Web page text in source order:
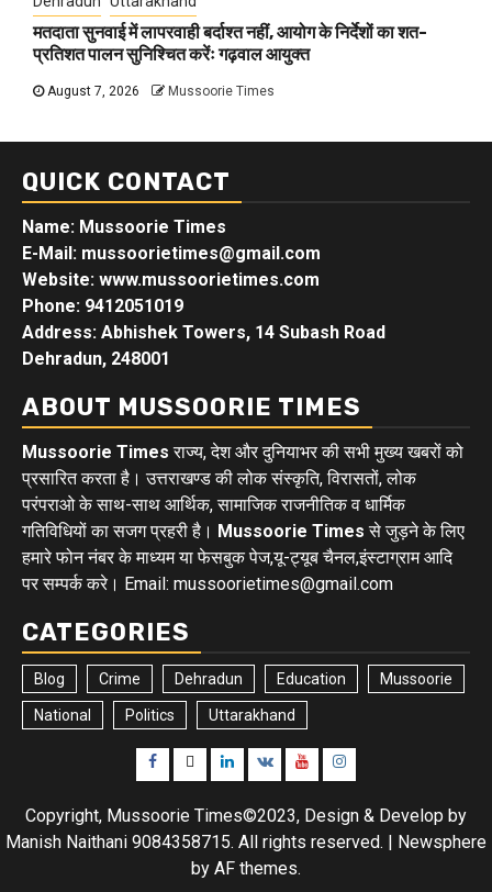
मतदाता सुनवाई में लापरवाही बर्दाश्त नहीं, आयोग के निर्देशों का शत-
प्रतिशत पालन सुनिश्चित करेंः गढ़वाल आयुक्त
August 7, 2026 Mussoorie Times
QUICK CONTACT
Name: Mussoorie Times
E-Mail: mussoorietimes@gmail.com
Website: www.mussoorietimes.com
Phone: 9412051019
Address: Abhishek Towers, 14 Subash Road
Dehradun, 248001
ABOUT MUSSOORIE TIMES
Mussoorie Times राज्य, देश और दुनियाभर की सभी मुख्य खबरों को
प्रसारित करता है। उत्तराखण्ड की लोक संस्कृति, विरासतों, लोक
परंपराओ के साथ-साथ आर्थिक, सामाजिक राजनीतिक व धार्मिक
गतिविधियों का सजग प्रहरी है। Mussoorie Times से जुड़ने के लिए
हमारे फोन नंबर के माध्यम या फेसबुक पेज,यू-ट्यूब चैनल,इंस्टाग्राम आदि
पर सम्पर्क करे। Email: mussoorietimes@gmail.com
CATEGORIES
Blog Crime Dehradun Education Mussoorie
National Politics Uttarakhand
Facebook
TwitterLinkedin
VK YoutubeInstagram
Copyright, Mussoorie Times©2023, Design & Develop by
Manish Naithani 9084358715. All rights reserved. | Newsphere
by AF themes.